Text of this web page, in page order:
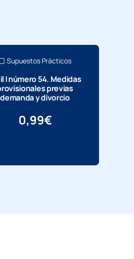
Supuestos Prácticos
I número 54. Medidas
previas
demanda y divorcio
0,99€